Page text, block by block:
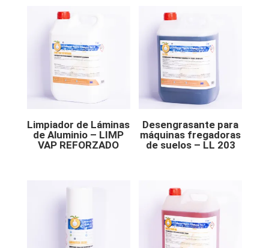
Limpiador de Láminas
de Aluminio – LIMP
VAP REFORZADO
Desengrasante para
máquinas fregadoras
de suelos – LL 203